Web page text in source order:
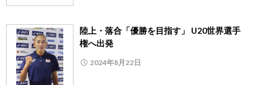
陸上・落合「優勝を目指す」 U20世界選手
権へ出発
2024年8月22日